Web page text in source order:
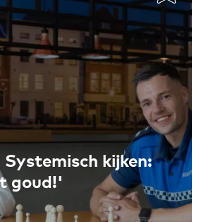
kijken:
goud!'